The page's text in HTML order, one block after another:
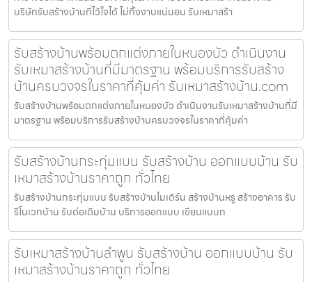
บริษัทรับสร้างบ้านที่ไว้ใจได้ ไม่ทิ้งงานแน่นอน รับเหมาสร้า
รับสร้างบ้านพร้อมตกแต่งภายในหนองบัว ดำเนินงาน
รับเหมาสร้างบ้านที่มีมาตรฐาน พร้อมบริการรับสร้าง
บ้านครบวงจรในราคาที่คุ้มค่า รับเหมาสร้างบ้าน.com
รับสร้างบ้านพร้อมตกแต่งภายในหนองบัว ดำเนินงานรับเหมาสร้างบ้านที่มี
มาตรฐาน พร้อมบริการรับสร้างบ้านครบวงจรในราคาที่คุ้มค่า
รับสร้างบ้านกระทุ่มแบน รับสร้างบ้าน ออกแบบบ้าน รับ
เหมาสร้างบ้านราคาถูก ทั่วไทย
รับสร้างบ้านกระทุ่มแบน รับสร้างบ้านโมเดิร์น สร้างบ้านหรู สร้างอาคาร รับ
รีโนเวทบ้าน รับต่อเติมบ้าน บริการออกแบบ เขียนแบบก
รับเหมาสร้างบ้านลำพูน รับสร้างบ้าน ออกแบบบ้าน รับ
เหมาสร้างบ้านราคาถูก ทั่วไทย